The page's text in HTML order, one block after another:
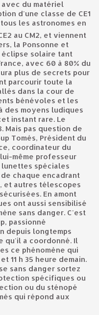
du matériel
d'une classe de CE1
les astronomes en
au CM2, et viennent
la Ponsonne et
éclipse solaire tant
avec 60 à 80% du
plus de secrets pour
parcourir toute la
dans la cour de
bénévoles et les
des moyens ludiques
instant rare. Le
Mais pas question de
Tomés, Président du
coordinateur du
même professeur
spéciales
chaque encadrant
et autres télescopes
En amont
ont aussi sensibilisé
sans danger. C'est
passionné
depuis longtemps
qu'il a coordonné. Il
ce phénomène qui
11 h 35 heure demain.
sans danger sortez
spécifiques ou
ou du sténopé
qui répond aux